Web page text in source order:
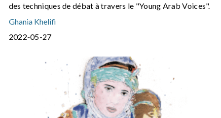
des techniques de débat à travers le "Young Arab Voices".
Ghania Khelifi
2022-05-27